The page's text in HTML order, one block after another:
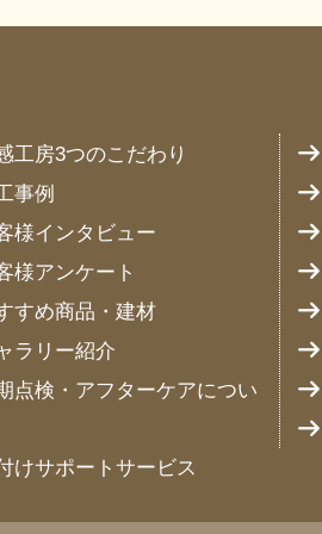
工房3つのこだわり
事例
様インタビュー
様アンケート
すめ商品・建材
ラリー紹介
点検・アフターケアについ
けサポートサービス